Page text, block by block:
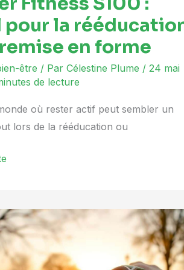
pour la
en forme
être / ParCélestine Plume /24 mai
de lecture
où rester actif peut sembler un
lors de la rééducation ou